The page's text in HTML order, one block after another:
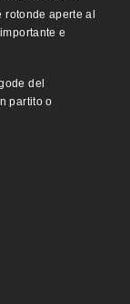
aperte al
e
del
partito o